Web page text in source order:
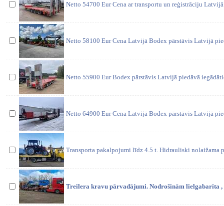
Netto 54700 Eur Cena ar transportu un reģistrāciju
Netto 58100 Eur Cena Latvijā Bodex pārstāvis Latvijā
Netto 55900 Eur Bodex pārstāvis Latvijā piedāvā
Netto 64900 Eur Cena Latvijā Bodex pārstāvis Latvijā
Transporta pakalpojumi līdz 4.5 t. Hidrauliski nolaižama
Treilera kravu pārvadājumi. Nodrošinām lielgabarīta ,